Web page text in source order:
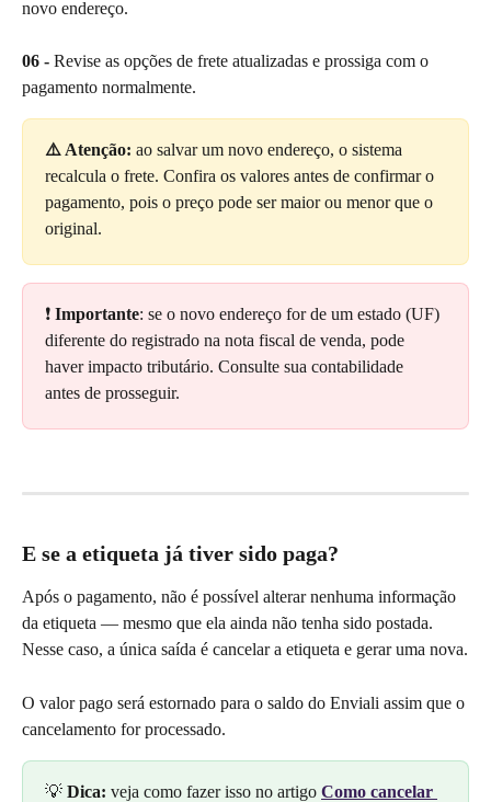
novo endereço.
06 - Revise as opções de frete atualizadas e prossiga com o
pagamento normalmente.
⚠️ Atenção: ao salvar um novo endereço, o sistema
recalcula o frete. Confira os valores antes de confirmar o
pagamento, pois o preço pode ser maior ou menor que o
original.
❗ Importante: se o novo endereço for de um estado (UF)
diferente do registrado na nota fiscal de venda, pode
haver impacto tributário. Consulte sua contabilidade
antes de prosseguir.
E se a etiqueta já tiver sido paga?
Após o pagamento, não é possível alterar nenhuma informação
da etiqueta — mesmo que ela ainda não tenha sido postada.
Nesse caso, a única saída é cancelar a etiqueta e gerar uma nova.
O valor pago será estornado para o saldo do Enviali assim que o
cancelamento for processado.
💡 Dica: veja como fazer isso no artigo Como cancelar